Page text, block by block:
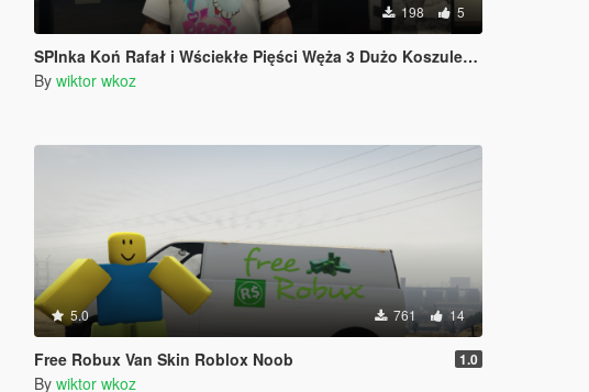
198 5
SPInka Koń Rafał i Wściekłe Pięści Węża 3 Dużo Koszulek Poland Polska Polish Polski
By wiktor wkoz
5.0 761 14
Free Robux Van Skin Roblox Noob 1.0
By wiktor wkoz